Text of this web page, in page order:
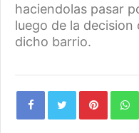
haciendolas pasar
luego de la decision
dicho barrio.